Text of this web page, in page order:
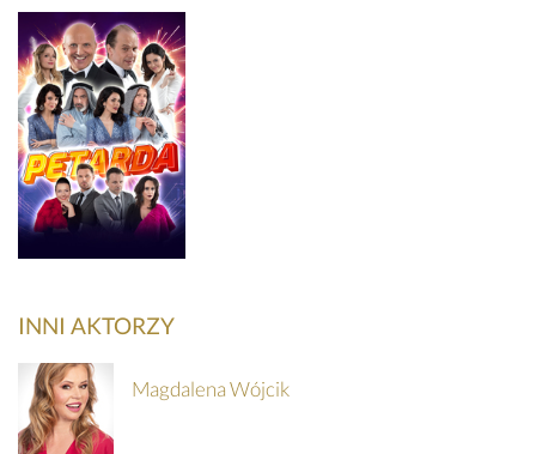
SZCZEGÓŁY
INNI AKTORZY
Magdalena Wójcik